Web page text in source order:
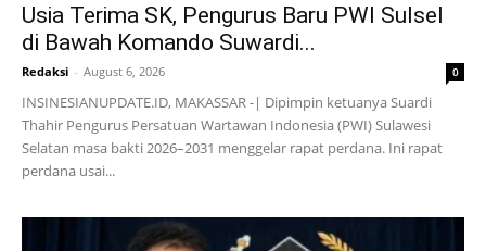
Usia Terima SK, Pengurus Baru PWI Sulsel
di Bawah Komando Suwardi...
Redaksi - August 6, 2026 0
INSINESIANUPDATE.ID, MAKASSAR -| Dipimpin ketuanya Suardi
Thahir Pengurus Persatuan Wartawan Indonesia (PWI) Sulawesi
Selatan masa bakti 2026–2031 menggelar rapat perdana. Ini rapat
perdana usai...